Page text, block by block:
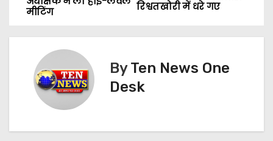
v
रिश्वतखोरी में धरे गए
मीटिंग
ByTen News One
Desk